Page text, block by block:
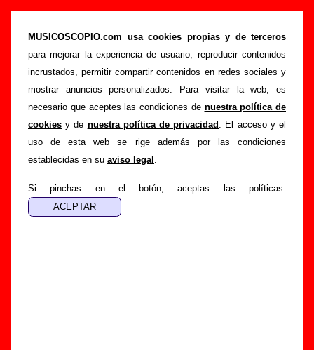
MUSICOSCOPIO.com usa cookies propias y de terceros
para mejorar la experiencia de usuario, reproducir contenidos
incrustados, permitir compartir contenidos en redes sociales y
mostrar anuncios personalizados. Para visitar la web, es
necesario que aceptes las condiciones de nuestra política de
cookies y de nuestra política de privacidad . El acceso y el
uso de esta web se rige además por las condiciones
establecidas en su aviso legal .
Si pinchas en el botón, aceptas las políticas:
“Evening song”, canción de Carrots (Letra e
información)
Portada >Carrots >Canciones >Evening song
Esta página pretende recopilar todo tipo de información
sobre lacanción "Evening song" interpretada porCarrots
Además de su letra, también aparecerá información sobre el
autor o los autores, sobre los discos en los que está incluido
este tema, sobre la grabación del mismo, sobre versiones a
información adicional, puedes ayudar acompletar esta
información.